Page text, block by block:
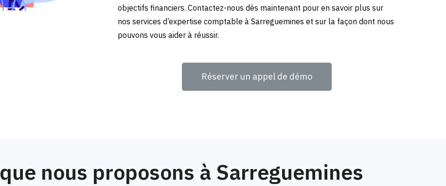
objectifs financiers. Contactez-nous dès maintenant pour en savoir plus sur
nos services d’expertise comptable à Sarreguemines et sur la façon dont nous
pouvons vous aider à réussir.
Réserver un appel de démo
que nous proposons à Sarreguemines